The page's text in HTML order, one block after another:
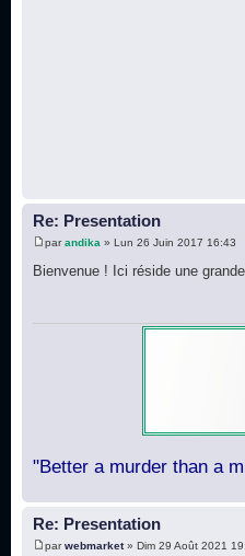
Re: Presentation
parandika » Lun 26 Juin 2017 16:43
Bienvenue ! Ici réside une
"Better a murder than a
Re: Presentation
parwebmarket» Dim 29 Août 2021